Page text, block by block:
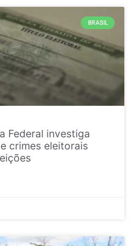
BRASIL
Federal investiga
crimes eleitorais